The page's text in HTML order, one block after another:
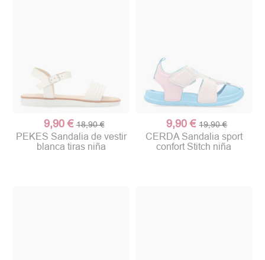
9,90 € 18,90 €
PEKES Sandalia de vestir
blanca tiras niña
9,90 € 19,90 €
CERDA Sandalia sport
confort Stitch niña